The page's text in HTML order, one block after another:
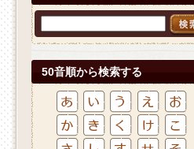
50音順から検索する